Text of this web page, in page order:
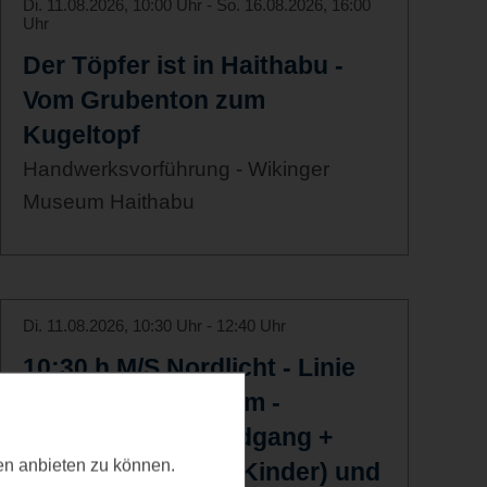
Di. 11.08.2026, 10:00 Uhr - So. 16.08.2026, 16:00
Uhr
Der Töpfer ist in Haithabu -
Vom Grubenton zum
Kugeltopf
Handwerksvorführung - Wikinger
Museum Haithabu
Di. 11.08.2026, 10:30 Uhr - 12:40 Uhr
10:30 h M/S Nordlicht - Linie
Kappeln - Maasholm -
Schleimünde (Landgang +
Entdeckertour für Kinder) und
anbieten zu können.